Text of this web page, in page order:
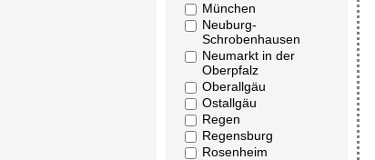
München
Neuburg-
Schrobenhausen
Neumarkt in der
Oberpfalz
Oberallgäu
Ostallgäu
Regen
Regensburg
Rosenheim